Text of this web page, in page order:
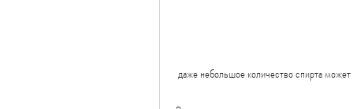
даже небольшое количество спирта